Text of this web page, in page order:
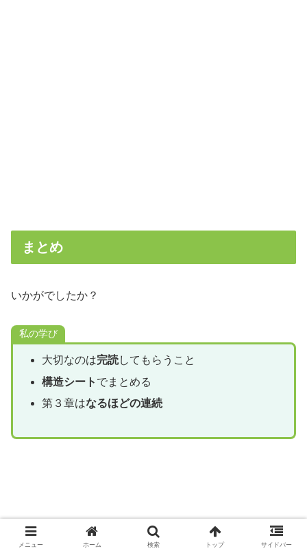
まとめ
いかがでしたか？
私の学び
大切なのは完読してもらうこと
構造シート でまとめる
第３章はなるほどの連続
メニュー ホーム 検索 トップ サイドバー